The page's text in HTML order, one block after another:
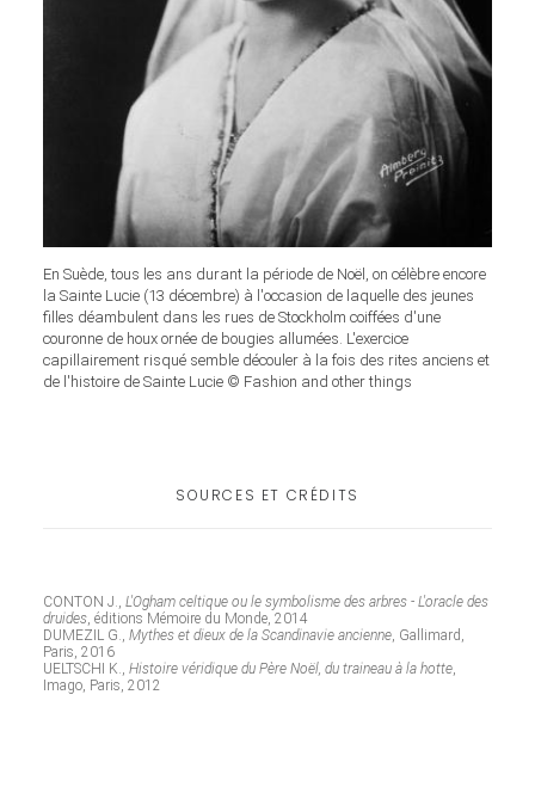
En Suède, tous les ans durant la période de Noël, on célèbre encore
la Sainte Lucie (13 décembre) à l'occasion de laquelle des jeunes
filles déambulent dans les rues de Stockholm coiffées d'une
couronne de houx ornée de bougies allumées. L'exercice
capillairement risqué semble découler à la fois des rites anciens et
de l'histoire de Sainte Lucie © Fashion and other things
SOURCES ET CRÉDITS
CONTON J., L'Ogham celtique ou le symbolisme des arbres - L'oracle des
druides, éditions Mémoire du Monde, 2014
DUMEZIL G., Mythes et dieux de la Scandinavie ancienne, Gallimard,
Paris, 2016
UELTSCHI K., Histoire véridique du Père Noël, du traineau à la hotte,
Imago, Paris, 2012